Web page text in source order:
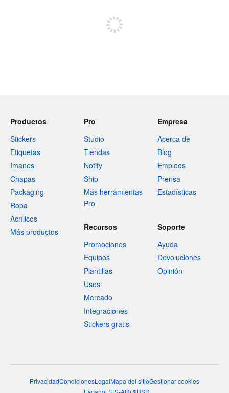
Productos
Stickers
Etiquetas
Imanes
Chapas
Packaging
Ropa
Acrílicos
Más productos
Pro
Studio
Tiendas
Notify
Ship
Más herramientas
Pro
Empresa
Acerca de
Blog
Empleos
Prensa
Estadísticas
Recursos
Promociones
Equipos
Plantillas
Usos
Mercado
Integraciones
Stickers gratis
Soporte
Ayuda
Devoluciones
Opinión
PrivacidadCondicionesLegalMapa del sitioGestionar cookies